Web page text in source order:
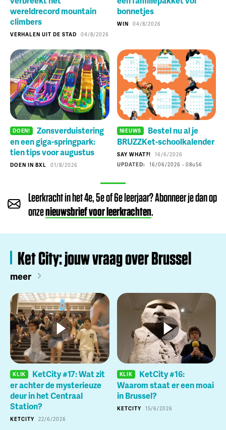
wereldrecord mountain
climbers
VERHALEN UIT DE STAD 04/8/2026
bonnetjes
WIN 04/8/2026
DOEN!
Zonsverduistering
en een giga-springpark:
tien tips voor augustus
DOEN IN BXL 01/8/2026
NIEUWS
Bestel nu al je
BRUZZKet-schoolkalender
SAY WHAT?!
16/6/2026
UPDATED:
16/06/2026 - 08u56
Leerkracht in het 4e, 5e of 6e leerjaar? Abonneer je dan op
onzenieuwsbrief voor leerkrachten.
Ket City: jouw vraag over Brussel
meer
KLIK
KetCity #17: Wat zit
er achter de mysterieuze
deur in het Centraal
Station?
KETCITY 22/6/2026
KLIK
KetCity #16:
Waarom staat er een moai
in Brussel?
KETCITY 15/6/2026